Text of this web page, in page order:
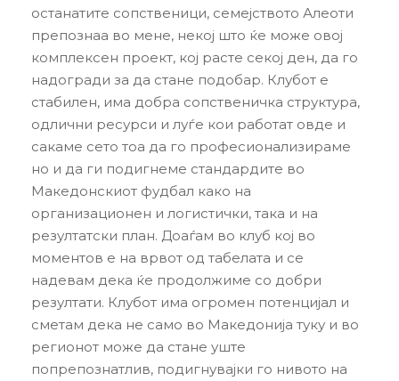
останатите сопственици, семејството Алеоти
препознаа во мене, некој што ќе може овој
комплексен проект, кој расте секој ден, да го
надогради за да стане подобар. Клубот е
стабилен, има добра сопственичка структура,
одлични ресурси и луѓе кои работат овде и
сакаме сето тоа да го професионализираме
но и да ги подигнеме стандардите во
Македонскиот фудбал како на
организационен и логистички, така и на
резултатски план. Доаѓам во клуб кој во
моментов е на врвот од табелата и се
надевам дека ќе продолжиме со добри
резултати. Клубот има огромен потенцијал и
сметам дека не само во Македонија туку и во
регионот може да стане уште
попрепознатлив, подигнувајки го нивото на